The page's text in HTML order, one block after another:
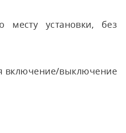
месту установки, без
включение/выключение